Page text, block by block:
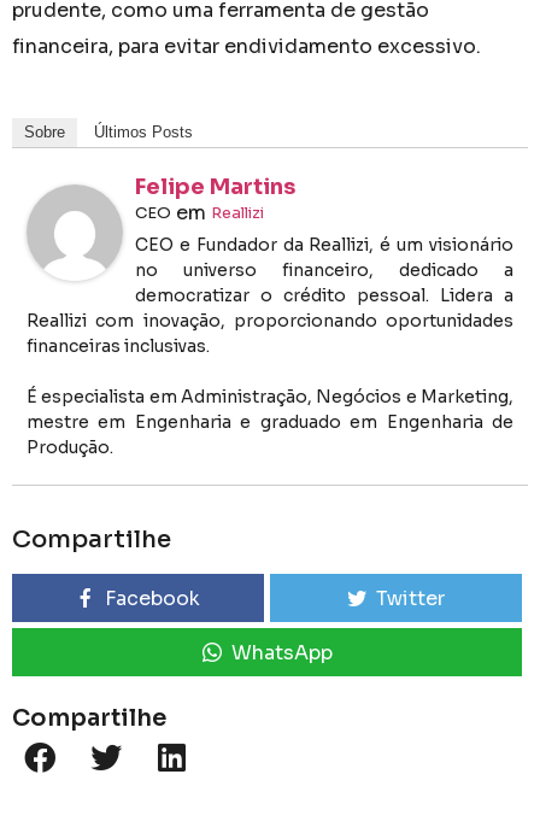
Compartilhe
prudente, como uma ferramenta de gestão
financeira, para evitar endividamento excessivo.
Sobre Últimos Posts
Felipe Martins
CEO em Reallizi
CEO e Fundador da Reallizi, é um visionário
no universo financeiro, dedicado a
democratizar o crédito pessoal. Lidera a
Reallizi com inovação, proporcionando oportunidades
financeiras inclusivas.
É especialista em Administração, Negócios e Marketing,
mestre em Engenharia e graduado em Engenharia de
Produção.
Compartilhe
Facebook Twitter
WhatsApp